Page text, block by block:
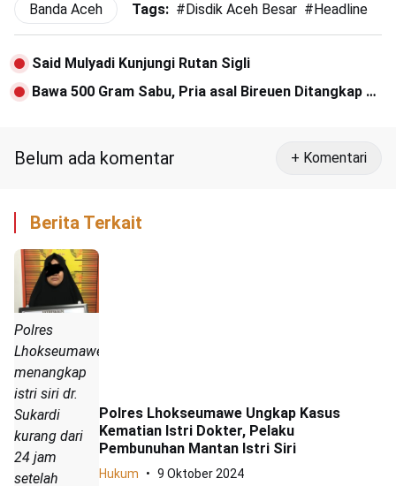
Banda Aceh Tags: # Disdik Aceh Besar # Headline
Said Mulyadi Kunjungi Rutan Sigli
Bawa 500 Gram Sabu, Pria asal Bireuen Ditangkap di
Belum ada komentar + Komentari
Berita Terkait
Polres
Lhokseumawe
menangkap
istri siri dr.
Sukardi
kurang dari
24 jam
setelah
Polres Lhokseumawe Ungkap Kasus
Kematian Istri Dokter, Pelaku
Pembunuhan Mantan Istri Siri
Hukum 9 Oktober 2024